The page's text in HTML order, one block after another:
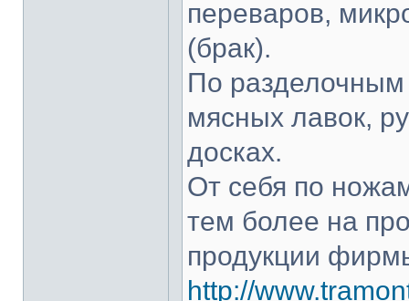
переваров,
(брак).
По разделочным
мясных лавок,
досках.
От себя по
тем более на
продукции
http://